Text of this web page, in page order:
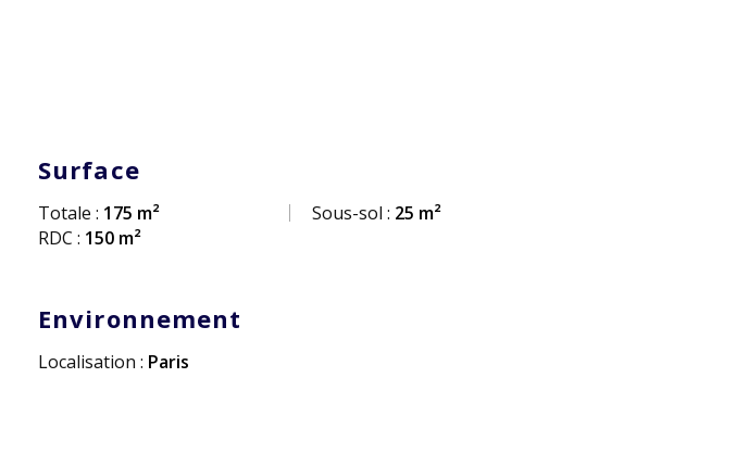
Surface
Totale : 175 m²
RDC : 150 m²
Sous-sol : 25 m²
Environnement
Localisation : Paris